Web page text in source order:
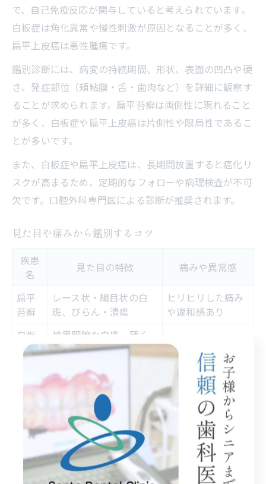
で、自己免疫反応が関与していると考えられています。
白板症は角化異常や慢性刺激が原因となることが多く、
扁平上皮癌は悪性腫瘍です。
鑑別診断には、病変の持続期間、形状、表面の凹凸や硬
さ、発症部位（頬粘膜・舌・歯肉など）を詳細に観察す
ることが求められます。扁平苔癬は両側性に現れること
が多く、白板症や扁平上皮癌は片側性や限局性であるこ
とが多いです。
また、白板症や扁平上皮癌は、長期間放置すると癌化リ
スクが高まるため、定期的なフォローや病理検査が不可
欠です。口腔外科専門医による診断が推奨されます。
見た目や痛みから鑑別するコツ
疾患
名
見た目の特徴 痛みや異常感
扁平
苔癬
レース状・網目状の白
斑、びらん・潰瘍
ヒリヒリした痛み
や違和感あり
白板
症
境界明瞭な白斑、硬く
ざらつく
通常無痛
上皮
ただれ、しこり、出血・
増大
痛み・異物感が強
い
見た目と痛みの有無は、口腔粘膜疾患の鑑別において重
要な手がかりとなります。扁平苔癬は独特なレース状
（網目状）の白斑が出現し、時にびらんや潰瘍を伴いヒ